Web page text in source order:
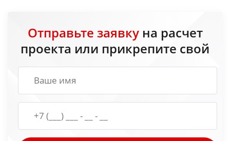
Отправьте заявкуна расчет
проекта или прикрепите свой